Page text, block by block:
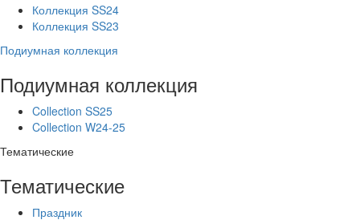
Коллекция SS24
Коллекция SS23
Подиумная коллекция
Подиумная коллекция
Collection SS25
Collection W24-25
Тематические
Тематические
Праздник